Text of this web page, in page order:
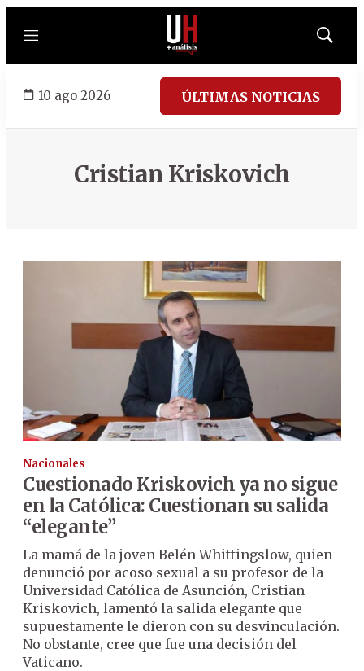
Menú
Mostrar
10 ago 2026 ÚLTIMAS NOTICIAS
Cristian Kriskovich
Nacionales
Cuestionado Kriskovich ya no sigue
en la Católica: Cuestionan su salida
“elegante”
La mamá de la joven Belén Whittingslow, quien
denunció por acoso sexual a su profesor de la
Universidad Católica de Asunción, Cristian
Kriskovich, lamentó la salida elegante que
supuestamente le dieron con su desvinculación.
No obstante, cree que fue una decisión del
Vaticano.